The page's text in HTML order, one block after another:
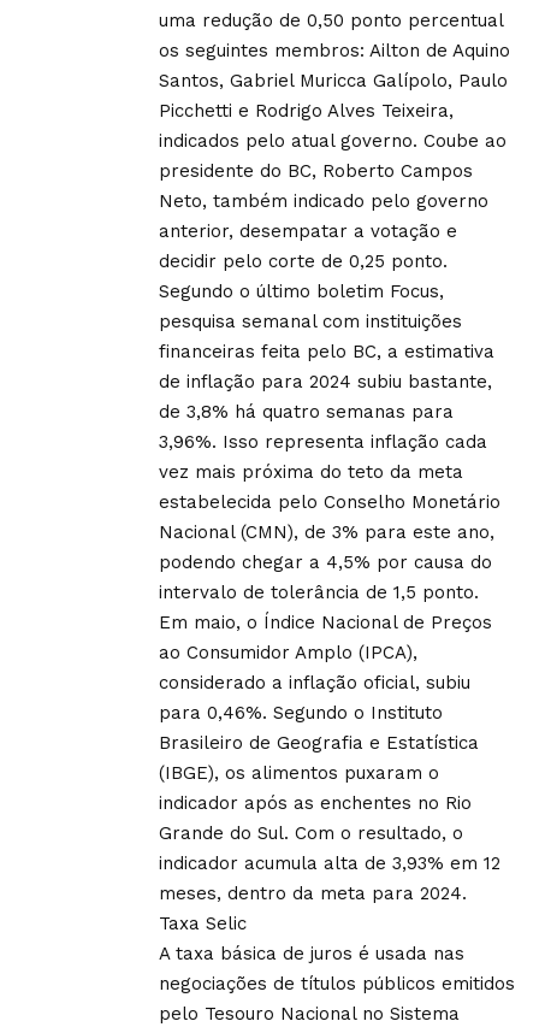
uma redução de 0,50 ponto percentual
os seguintes membros: Ailton de Aquino
Santos, Gabriel Muricca Galípolo, Paulo
Picchetti e Rodrigo Alves Teixeira,
indicados pelo atual governo. Coube ao
presidente do BC, Roberto Campos
Neto, também indicado pelo governo
anterior, desempatar a votação e
decidir pelo corte de 0,25 ponto.
Segundo o último boletim Focus,
pesquisa semanal com instituições
financeiras feita pelo BC, a estimativa
de inflação para 2024 subiu bastante,
de 3,8% há quatro semanas para
3,96%. Isso representa inflação cada
vez mais próxima do teto da meta
estabelecida pelo Conselho Monetário
Nacional (CMN), de 3% para este ano,
podendo chegar a 4,5% por causa do
intervalo de tolerância de 1,5 ponto.
Em maio, o Índice Nacional de Preços
ao Consumidor Amplo (IPCA),
considerado a inflação oficial, subiu
para 0,46%. Segundo o Instituto
Brasileiro de Geografia e Estatística
(IBGE), os alimentos puxaram o
indicador após as enchentes no Rio
Grande do Sul. Com o resultado, o
indicador acumula alta de 3,93% em 12
meses, dentro da meta para 2024.
Taxa Selic
A taxa básica de juros é usada nas
negociações de títulos públicos emitidos
pelo Tesouro Nacional no Sistema